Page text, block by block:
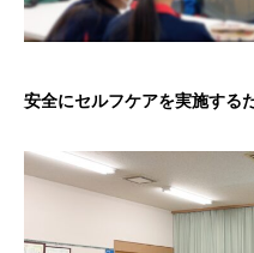
安全にセルフケアを実施する